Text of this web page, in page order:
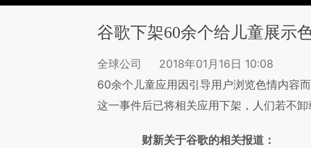
谷歌下架60余个给儿童展示
全球公司
2018年01月16日 10:08
60余个儿童应用因引导用户浏览色情内容
这一事件后已将相关应用下架，人们若不
财新关于谷歌的相关报道：